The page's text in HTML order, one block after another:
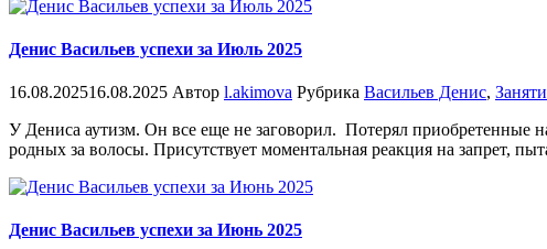
Денис Васильев успехи за Июль 2025
16.08.202516.08.2025 Автор l.akimova Рубрика Васильев Денис,
У Дениса аутизм. Он все еще не заговорил. Потерял приобретенные
родных за волосы. Присутствует моментальная реакция на запрет,
Денис Васильев успехи за Июнь 2025